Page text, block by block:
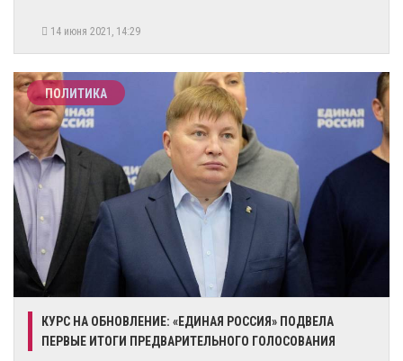
14 июня 2021, 14:29
ПОЛИТИКА
КУРС НА ОБНОВЛЕНИЕ: «ЕДИНАЯ РОССИЯ» ПОДВЕЛА
ПЕРВЫЕ ИТОГИ ПРЕДВАРИТЕЛЬНОГО ГОЛОСОВАНИЯ